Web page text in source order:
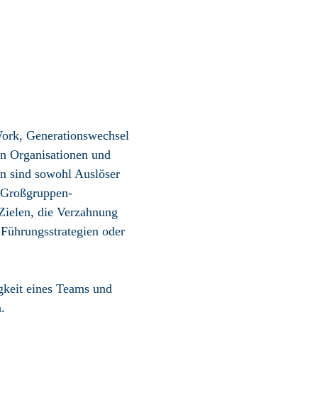
Generations­wechsel
Organi­sationen und
sind sowohl Auslöser
Groß­gruppen­
die Verzahnung
oder
eines Teams und